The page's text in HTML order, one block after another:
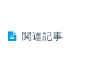
関連記事